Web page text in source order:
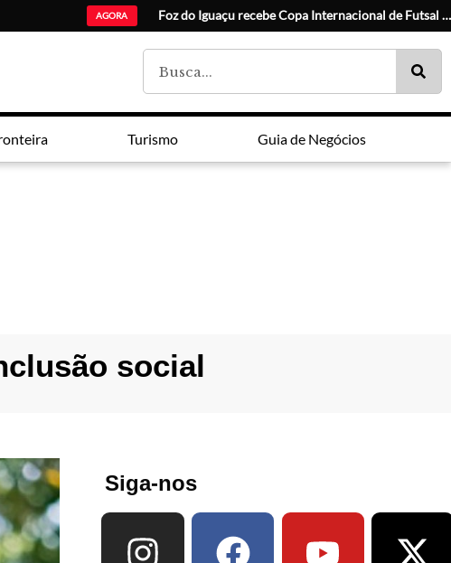
AGORA Promoções do
Turismo Guia de Negócios
social
Siga-nos